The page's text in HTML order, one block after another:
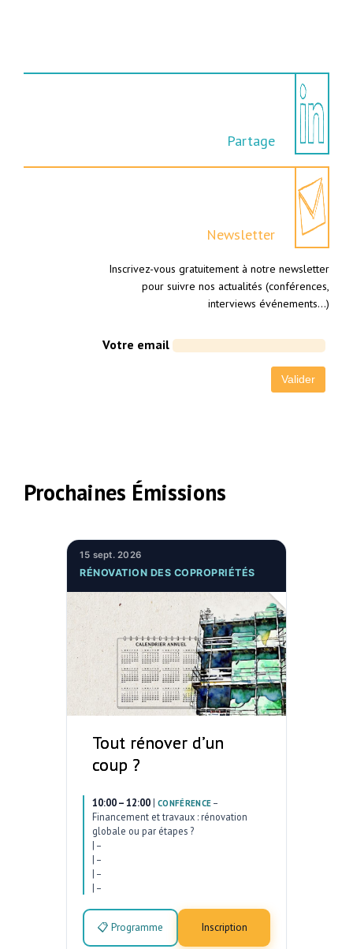
Partage
Newsletter
Inscrivez-vous gratuitement à notre newsletter
pour suivre nos actualités (conférences,
interviews événements…)
Votre email
Prochaines Émissions
15 sept. 2026
RÉNOVATION DES COPROPRIÉTÉS
Tout rénover d’un
coup ?
10:00 – 12:00 | CONFÉRENCE –
Financement et travaux : rénovation
globale ou par étapes ?
| –
| –
| –
| –
📋 Programme Inscription